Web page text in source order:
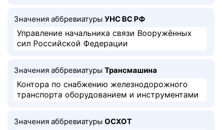
Значения аббревиатуры УНС ВС РФ
Управление начальника связи Вооружённых
сил Российской Федерации
Значения аббревиатуры Трансмашина
Контора по снабжению железнодорожного
транспорта оборудованием и инструментами
Значения аббревиатуры ОСХОТ